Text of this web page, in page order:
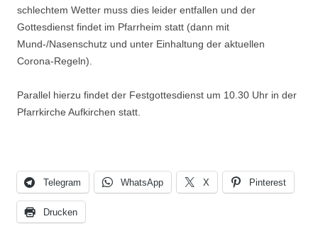
schlechtem Wetter muss dies leider entfallen und der
Gottesdienst findet im Pfarrheim statt (dann mit
Mund-/Nasenschutz und unter Einhaltung der aktuellen
Corona-Regeln).
Parallel hierzu findet der Festgottesdienst um 10.30 Uhr in der
Pfarrkirche Aufkirchen statt.
Telegram WhatsApp X Pinterest
Drucken